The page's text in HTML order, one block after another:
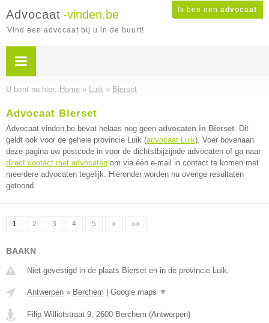
Ik ben een advocaat
Advocaat -vinden.be
Vind een advocaat bij u in de buurt!
U bent nu hier: Home » Luik » Bierset
Advocaat Bierset
Advocaat-vinden.be bevat helaas nog geen advocaten in Bierset. Dit
geldt ook voor de gehele provincie Luik (advocaat Luik). Voer bovenaan
deze pagina uw postcode in voor de dichtstbijzijnde advocaten of ga naar
direct contact met advocaten om via één e-mail in contact te komen met
meerdere advocaten tegelijk. Hieronder worden nu overige resultaten
getoond.
1 2 3 4 5 » »»
BAAKN
Niet gevestigd in de plaats Bierset en in de provincie Luik.
Antwerpen » Berchem Google maps ▼
Filip Williotstraat 9, 2600 Berchem (Antwerpen)